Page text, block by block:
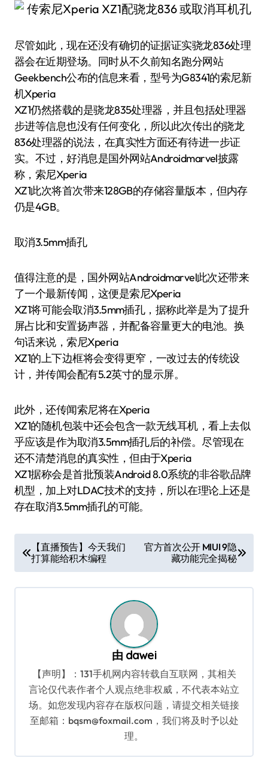
尽管如此，现在还没有确切的证据证实骁龙836处理
器会在近期登场。同时从不久前知名跑分网站
Geekbench公布的信息来看，型号为G8341的索尼新
机Xperia
XZ1仍然搭载的是骁龙835处理器，并且包括处理器
步进等信息也没有任何变化，所以此次传出的骁龙
836处理器的说法，在真实性方面还有待进一步证
实。不过，好消息是国外网站Androidmarvel披露
称，索尼Xperia
XZ1此次将首次带来128GB的存储容量版本，但内存
仍是4GB。
取消3.5mm插孔
值得注意的是，国外网站Androidmarvel此次还带来
了一个最新传闻，这便是索尼Xperia
XZ1将可能会取消3.5mm插孔，据称此举是为了提升
屏占比和安置扬声器，并配备容量更大的电池。换
句话来说，索尼Xperia
XZ1的上下边框将会变得更窄，一改过去的传统设
计，并传闻会配有5.2英寸的显示屏。
此外，还传闻索尼将在Xperia
XZ1的随机包装中还会包含一款无线耳机，看上去似
乎应该是作为取消3.5mm插孔后的补偿。尽管现在
还不清楚消息的真实性，但由于Xperia
XZ1据称会是首批预装Android 8.0系统的非谷歌品牌
机型，加上对LDAC技术的支持，所以在理论上还是
存在取消3.5mm插孔的可能。
章
导
【直播预告】今天我们
打算能给积木编程
官方首次公开 MIUI 9隐
藏功能完全揭秘
由 dawei
【声明】：131手机网内容转载自互联网，其相关
言论仅代表作者个人观点绝非权威，不代表本站立
场。如您发现内容存在版权问题，请提交相关链接
至邮箱：bqsm@foxmail.com，我们将及时予以处
理。